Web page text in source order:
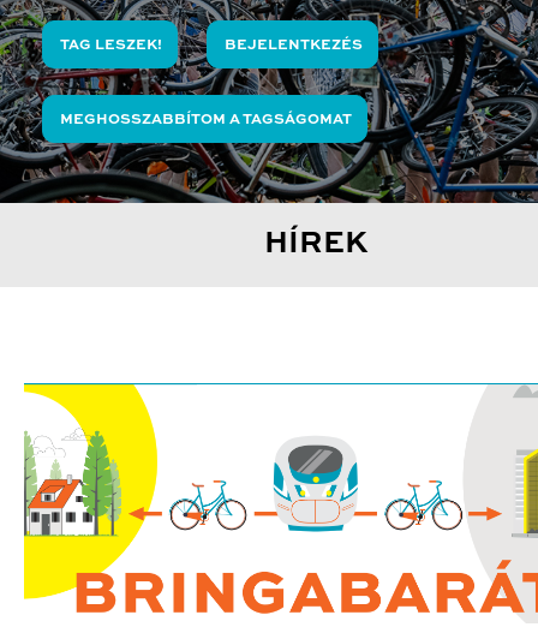
TAG LESZEK! BEJELENTKEZÉS
MEGHOSSZABBÍTOM A TAGSÁGOMAT
HÍREK